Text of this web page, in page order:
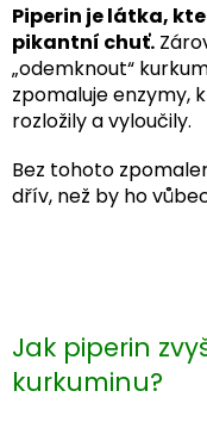
Piperin je látka,
pikantní chuť.
„odemknout“
zpomaluje enzymy,
rozložily a vyloučily.
Bez tohoto
dřív, než by ho
Jak piperin
kurkuminu?